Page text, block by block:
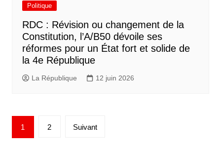
Politique
RDC : Révision ou changement de la
Constitution, l’A/B50 dévoile ses
réformes pour un État fort et solide de
la 4e République
La République 12 juin 2026
1 2 Suivant